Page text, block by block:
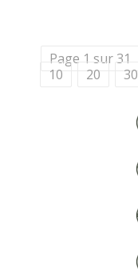
Page 1 sur 31
10
20 30